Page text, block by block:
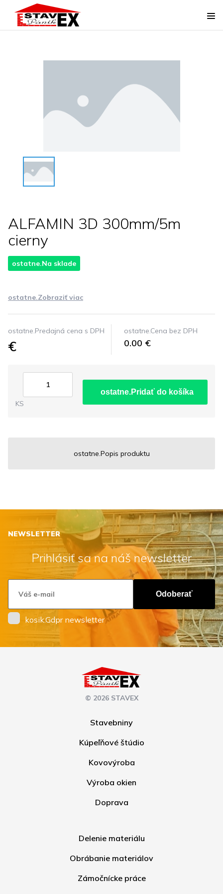
ALFAMIN 3D 300mm/5m
cierny
ostatne.Na sklade
ostatne.Zobraziť viac
ostatne.Predajná cena s DPH
€
ostatne.Cena bez DPH
0.00 €
KS
ostatne.Pridať do košíka
ostatne.Popis produktu
NEWSLETTER
Prihlásiť sa na náš newsletter
Odoberať
kosik.Gdpr newsletter
© 2026 STAVEX
Stavebniny
Kúpeľňové štúdio
Kovovýroba
Výroba okien
Doprava
Delenie materiálu
Obrábanie materiálov
Zámočnícke práce